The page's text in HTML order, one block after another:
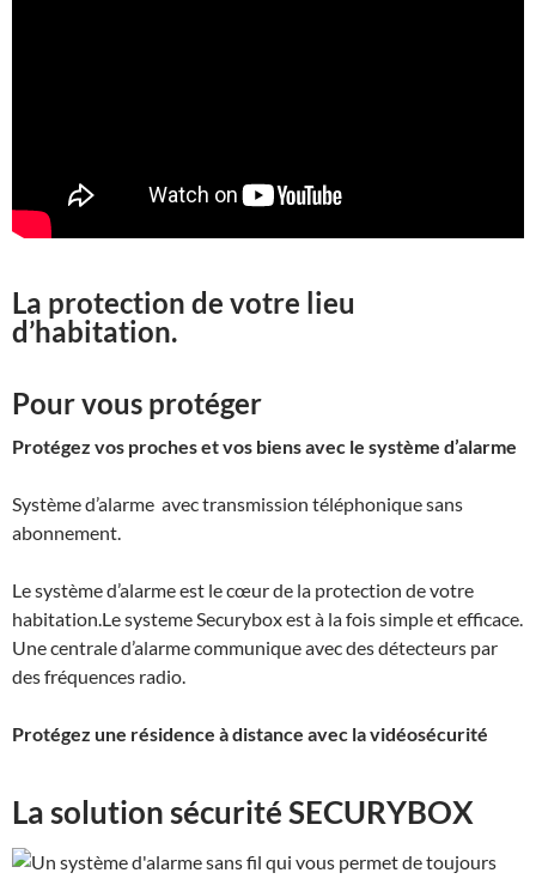
La protection de votre lieu
d’habitation.
Pour vous protéger
Protégez vos proches et vos biens avec le système d’alarme
Système d’alarme avec transmission téléphonique sans
abonnement.
Le système d’alarme est le cœur de la protection de votre
habitation.Le systeme Securybox est à la fois simple et efficace.
Une centrale d’alarme communique avec des détecteurs par
des fréquences radio.
Protégez une résidence à distance avec la vidéosécurité
La solution sécurité SECURYBOX